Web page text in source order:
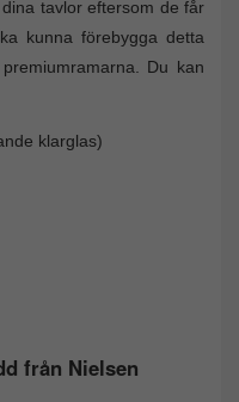
tavlor eftersom de får
kunna förebygga detta
Du kan
klarglas)
från Nielsen